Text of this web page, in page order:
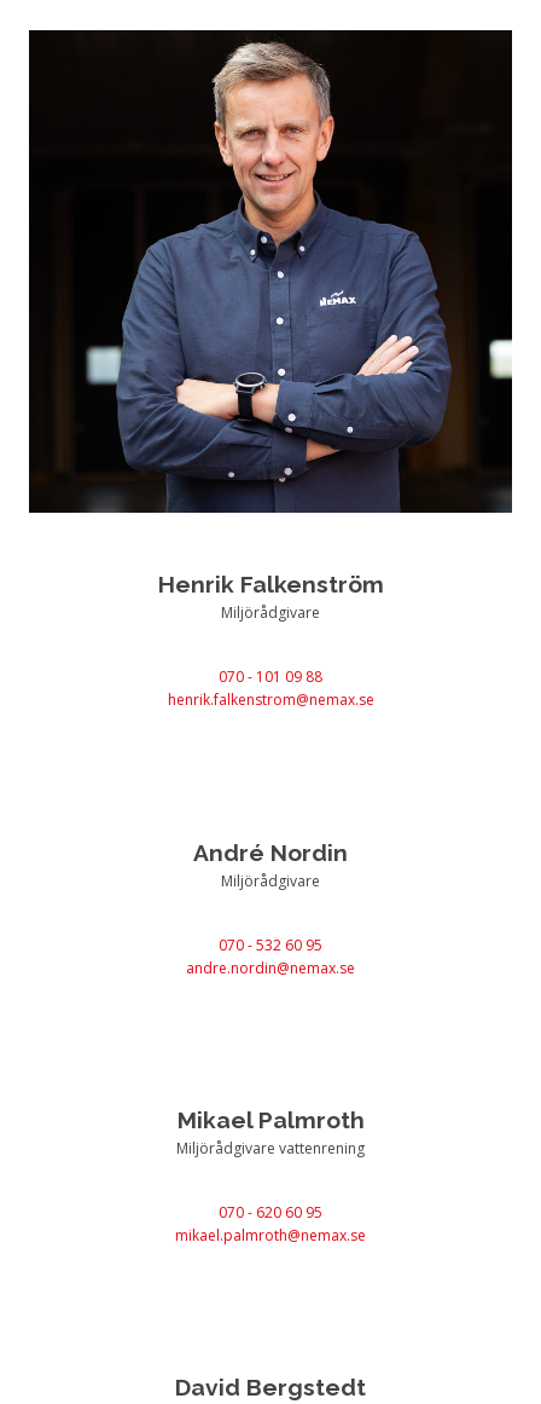
Henrik Falkenström
Miljörådgivare
070 - 101 09 88
henrik.falkenstrom@nemax.se
André Nordin
Miljörådgivare
070 - 532 60 95
andre.nordin@nemax.se
Mikael Palmroth
Miljörådgivare vattenrening
070 - 620 60 95
mikael.palmroth@nemax.se
David Bergstedt